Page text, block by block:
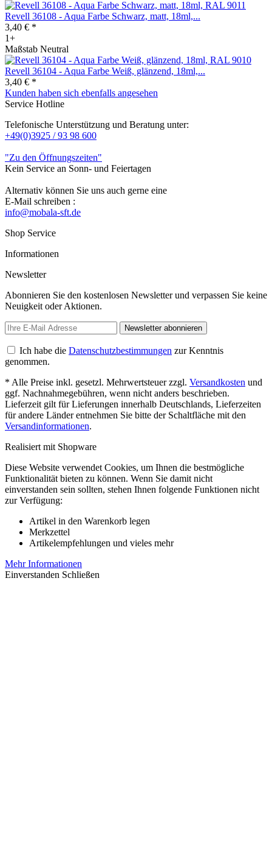
Revell 36108 - Aqua Farbe Schwarz, matt, 18ml,...
3,40 € *
1+
Maßstab Neutral
Revell 36104 - Aqua Farbe Weiß, glänzend, 18ml,...
3,40 € *
Kunden haben sich ebenfalls angesehen
Service Hotline
Telefonische Unterstützung und Beratung unter:
+49(0)3925 / 93 98 600
"Zu den Öffnungszeiten"
Kein Service an Sonn- und Feiertagen
Alternativ können Sie uns auch gerne eine
E-Mail schreiben :
info@mobala-sft.de
Shop Service
Informationen
Newsletter
Abonnieren Sie den kostenlosen Newsletter und verpassen Sie keine
Neuigkeit oder Aktionen.
Newsletter abonnieren
Ich habe die Datenschutzbestimmungen zur Kenntnis
genommen.
* Alle Preise inkl. gesetzl. Mehrwertsteuer zzgl. Versandkosten und
ggf. Nachnahmegebühren, wenn nicht anders beschrieben.
Lieferzeit gilt für Lieferungen innerhalb Deutschlands, Lieferzeiten
für andere Länder entnehmen Sie bitte der Schaltfläche mit den
Versandinformationen.
Realisiert mit Shopware
Diese Website verwendet Cookies, um Ihnen die bestmögliche
Funktionalität bieten zu können. Wenn Sie damit nicht
einverstanden sein sollten, stehen Ihnen folgende Funktionen nicht
zur Verfügung:
Artikel in den Warenkorb legen
Merkzettel
Artikelempfehlungen und vieles mehr
Mehr Informationen
Einverstanden Schließen